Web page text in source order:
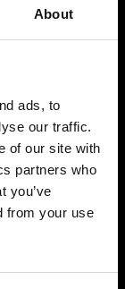
About
ads, to
our traffic.
of our site with
partners who
you’ve
from your use